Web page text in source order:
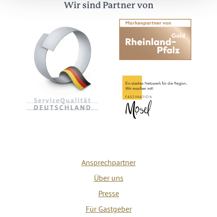
Wir sind Partner von
Ansprechpartner
Über uns
Presse
Für Gastgeber